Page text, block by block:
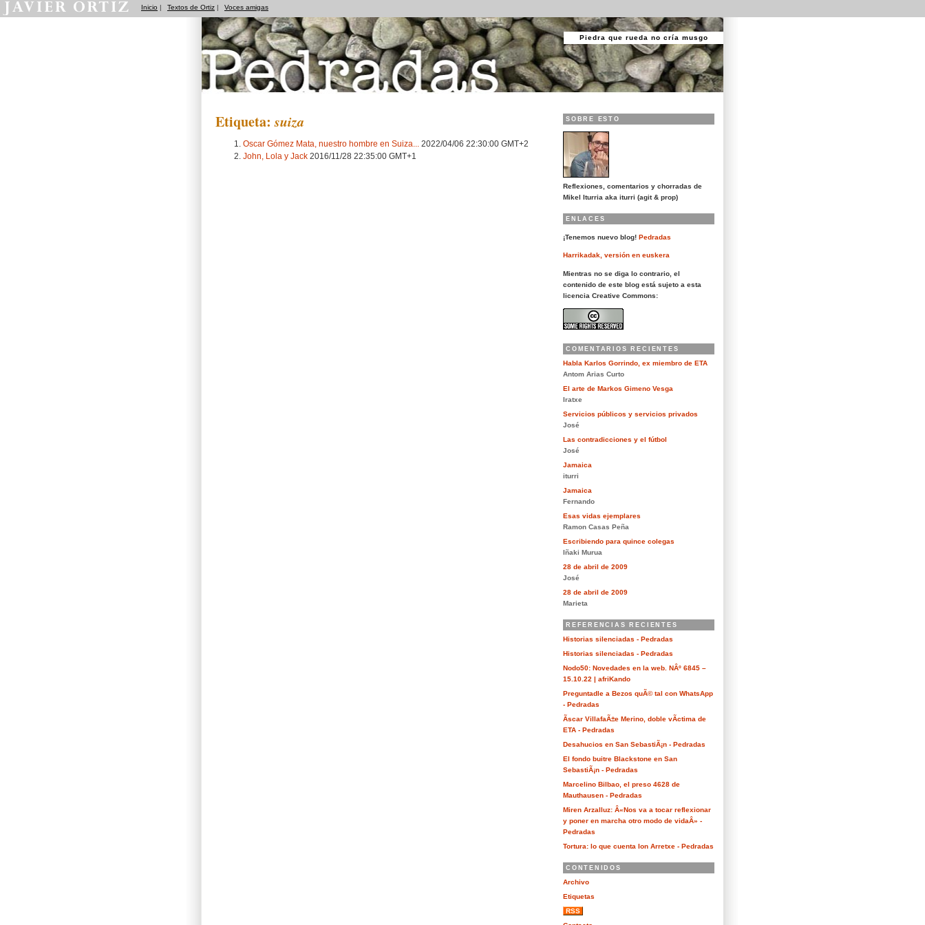
Inicio | Textos de Ortiz | Voces amigas
Piedra que rueda no cría musgo
Etiqueta:suiza
Oscar Gómez Mata, nuestro hombre en Suiza... 2022/04/06 22:30:00 GMT+2
John, Lola y Jack 2016/11/28 22:35:00 GMT+1
SOBRE ESTO
Reflexiones, comentarios y chorradas de
Mikel Iturria aka iturri (agit & prop)
ENLACES
¡Tenemos nuevo blog! Pedradas
Harrikadak, versión en euskera
Mientras no se diga lo contrario, el
contenido de este blog está sujeto a esta
licencia Creative Commons:
COMENTARIOS RECIENTES
Habla Karlos Gorrindo, ex miembro de ETA
Antom Arias Curto
El arte de Markos Gimeno Vesga
Iratxe
Servicios públicos y servicios privados
José
Las contradicciones y el fútbol
José
Jamaica
iturri
Jamaica
Fernando
Esas vidas ejemplares
Ramon Casas Peña
Escribiendo para quince colegas
Iñaki Murua
28 de abril de 2009
José
28 de abril de 2009
Marieta
REFERENCIAS RECIENTES
Historias silenciadas - Pedradas
Historias silenciadas - Pedradas
Nodo50: Novedades en la web. NÂº 6845 –
15.10.22 | afriKando
Preguntadle a Bezos quÃ© tal con WhatsApp
- Pedradas
Ãscar VillafaÃ±e Merino, doble vÃ­ctima de
ETA - Pedradas
Desahucios en San SebastiÃ¡n - Pedradas
El fondo buitre Blackstone en San
SebastiÃ¡n - Pedradas
Marcelino Bilbao, el preso 4628 de
Mauthausen - Pedradas
Miren Arzalluz: Â«Nos va a tocar reflexionar
y poner en marcha otro modo de vidaÂ» -
Pedradas
Tortura: lo que cuenta Ion Arretxe - Pedradas
CONTENIDOS
Archivo
Etiquetas
RSS